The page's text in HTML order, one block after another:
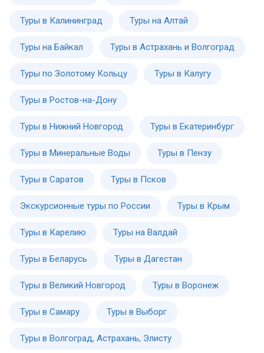
Туры в Калининград Туры на Алтай
Туры на Байкал Туры в Астрахань и Волгоград
Туры по Золотому Кольцу Туры в Калугу
Туры в Ростов-на-Дону
Туры в Нижний Новгород Туры в Екатеринбург
Туры в Минеральные Воды Туры в Пензу
Туры в Саратов Туры в Псков
Экскурсионные туры по России Туры в Крым
Туры в Карелию Туры на Валдай
Туры в Беларусь Туры в Дагестан
Туры в Великий Новгород Туры в Воронеж
Туры в Самару Туры в Выборг
Туры в Волгоград, Астрахань, Элисту